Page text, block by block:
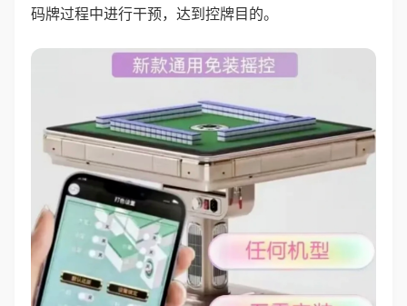
码牌过程中进行干预，达到控牌目的。